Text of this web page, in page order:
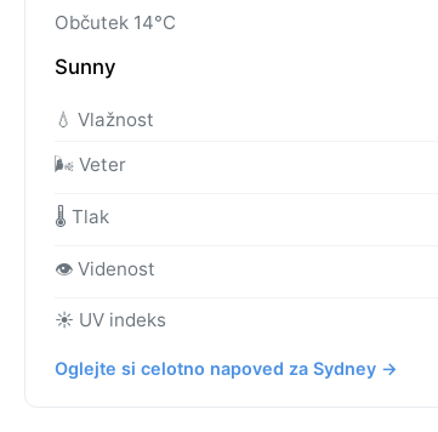
Občutek 14°C
Sunny
💧 Vlažnost
🌬️ Veter
🌡️ Tlak
👁️ Videnost
☀️ UV indeks
Oglejte si celotno napoved za Sydney →